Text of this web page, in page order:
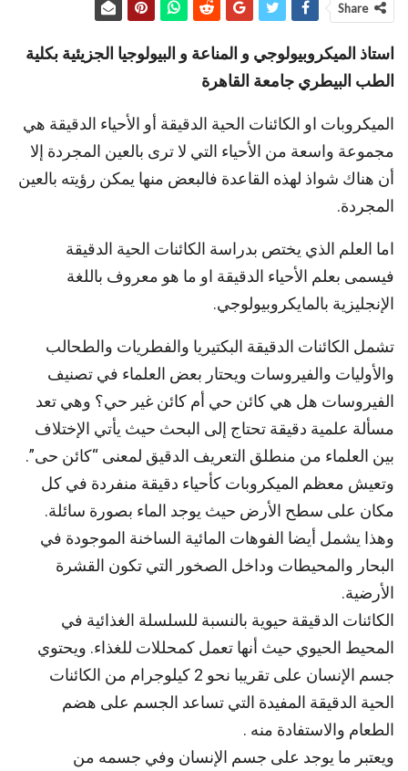
Share
استاذ الميكروبيولوجي و المناعة و البيولوجيا الجزيئية بكلية
الطب البيطري جامعة القاهرة
الميكروبات او الكائنات الحية الدقيقة أو الأحياء الدقيقة هي
مجموعة واسعة من الأحياء التي لا ترى بالعين المجردة إلا
أن هناك شواذ لهذه القاعدة فالبعض منها يمكن رؤيته بالعين
المجردة.
اما العلم الذي يختص بدراسة الكائنات الحية الدقيقة
فيسمى بعلم الأحياء الدقيقة او ما هو معروف باللغة
الإنجليزية بالمايكروبيولوجي.
تشمل الكائنات الدقيقة البكتيريا والفطريات والطحالب
والأوليات والفيروسات ويحتار بعض العلماء في تصنيف
الفيروسات هل هي كائن حي أم كائن غير حي؟ وهي تعد
مسألة علمية دقيقة تحتاج إلى البحث حيث يأتي الإختلاف
بين العلماء من منطلق التعريف الدقيق لمعنى “كائن حى”.
وتعيش معظم الميكروبات كأحياء دقيقة منفردة في كل
مكان على سطح الأرض حيث يوجد الماء بصورة سائلة.
وهذا يشمل أيضا الفوهات المائية الساخنة الموجودة في
البحار والمحيطات وداخل الصخور التي تكون القشرة
الأرضية.
الكائنات الدقيقة حيوية بالنسبة للسلسلة الغذائية في
المحيط الحيوي حيث أنها تعمل كمحللات للغذاء. ويحتوي
جسم الإنسان على تقريبا نحو 2 كيلوجرام من الكائنات
الحية الدقيقة المفيدة التي تساعد الجسم على هضم
الطعام والاستفادة منه .
ويعتبر ما يوجد على جسم الإنسان وفي جسمه من